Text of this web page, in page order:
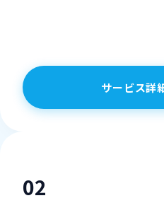
サービス詳
02